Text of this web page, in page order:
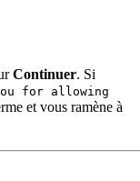
Continuer. Si
for allowing
et vous ramène à